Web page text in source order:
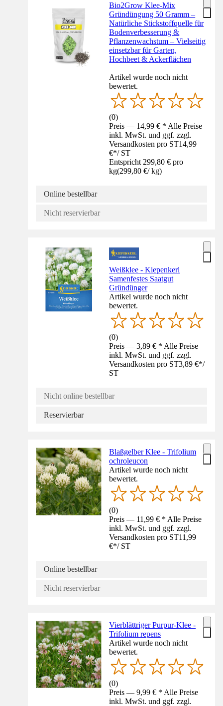
Bio2Grow Klee-Mix
Gründüngung 50 Gramm –
Natürliche Stickstoffquelle für
Bodenverbesserung &
Pflanzenwachstum – Vielseitig
einsetzbar für Garten,
Hochbeet & Ackerflächen
Artikel wurde noch nicht
bewertet.
(0)
Preis — 14,99 € * Alle Preise
inkl. MwSt. und ggf. zzgl.
Versandkosten pro ST14,99
€*/ ST
Entspricht 299,80 € pro
kg(299,80 €/ kg)
Online bestellbar
Nicht reservierbar
Weißklee - Kiepenkerl
Samenfestes Saatgut
Gründünger
Artikel wurde noch nicht
bewertet.
(0)
Preis — 3,89 € * Alle Preise
inkl. MwSt. und ggf. zzgl.
Versandkosten pro ST3,89 €*/
ST
Nicht online bestellbar
Reservierbar
Blaßgelber Klee - Trifolium
ochroleucon
Artikel wurde noch nicht
bewertet.
(0)
Preis — 11,99 € * Alle Preise
inkl. MwSt. und ggf. zzgl.
Versandkosten pro ST11,99
€*/ ST
Online bestellbar
Nicht reservierbar
Vierblättriger Purpur-Klee -
Trifolium repens
Artikel wurde noch nicht
bewertet.
(0)
Preis — 9,99 € * Alle Preise
inkl. MwSt. und ggf. zzgl.